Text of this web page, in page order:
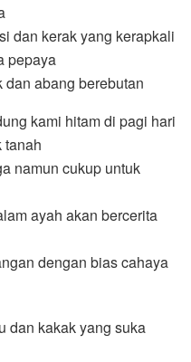
dan kerak yang kerapkali
pepaya
dan abang berebutan
kami hitam di pagi hari
tanah
namun cukup untuk
ayah akan bercerita
dengan bias cahaya
dan kakak yang suka